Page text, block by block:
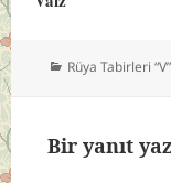
Kategoriler
Rüya Tabirleri
Bir yanıt